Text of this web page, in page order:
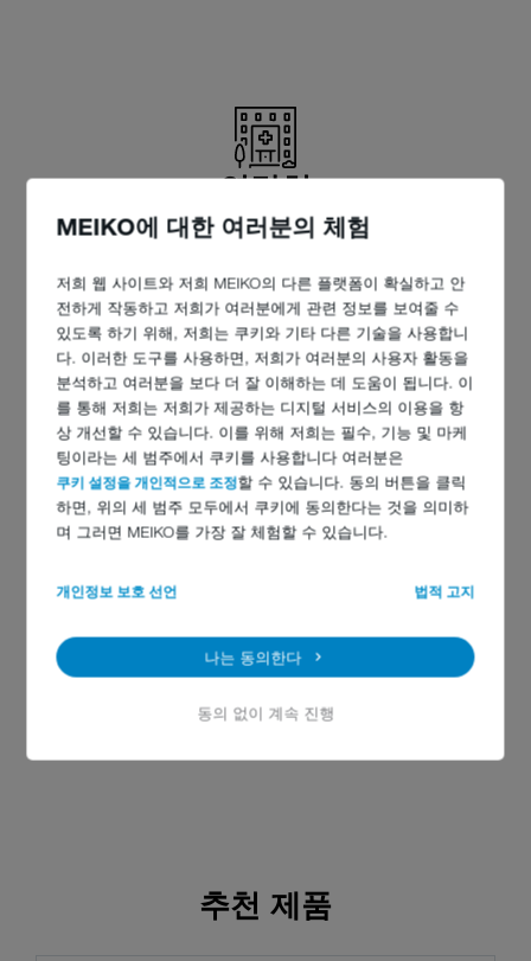
MEIKO에 대한 여러분의 체험
저희 웹 사이트와 저희 MEIKO의 다른 플랫폼이 확실하고 안
전하게 작동하고 저희가 여러분에게 관련 정보를 보여줄 수
있도록 하기 위해, 저희는 쿠키와 기타 다른 기술을 사용합니
다. 이러한 도구를 사용하면, 저희가 여러분의 사용자 활동을
분석하고 여러분을 보다 더 잘 이해하는 데 도움이 됩니다. 이
를 통해 저희는 저희가 제공하는 디지털 서비스의 이용을 항
상 개선할 수 있습니다. 이를 위해 저희는 필수, 기능 및 마케
팅이라는 세 범주에서 쿠키를 사용합니다 여러분은
쿠키 설정을 개인적으로 조정할 수 있습니다. 동의 버튼을 클릭
하면, 위의 세 범주 모두에서 쿠키에 동의한다는 것을 의미하
며 그러면 MEIKO를 가장 잘 체험할 수 있습니다.
개인정보 보호 선언 법적 고지
나는 동의한다
동의 없이 계속 진행
연락처
Am Knappschaftskrankenhaus 1
(ehem. Wieckesweg 27)
44309 Dortmund
전화: +49 (0)231 922-0
팩스: +49 (0)231 922-1909
www.klinikum-westfalen.de
추천 제품